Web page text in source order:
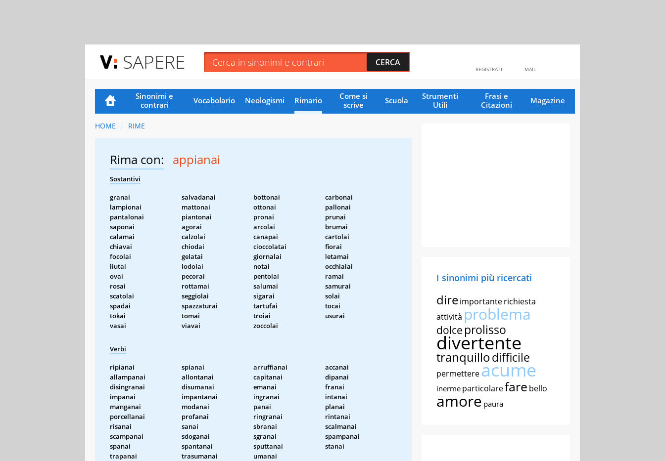
SAPERE MAIL
REGISTRATI
Sinonimi e
contrari
Vocabolario Neologismi Rimario
Come si
scrive
Scuola
Strumenti
Utili
Frasi e
Citazioni
Magazine
HOME RIME
Rima con: appianai
Sostantivi
granai salvadanai bottonai
carbonai
lampionai
mattonai ottonai
pallonai
pantalonai
piantonai pronai
prunai
saponai
agorai arcolai
brumai
calamai
calzolai canapai
cartolai
chiavai
chiodai cioccolatai
fiorai
focolai
gelatai giornalai
letamai
liutai
lodolai notai
occhialai
ovai
pecorai pentolai
ramai
rosai
rottamai salumai
samurai
scatolai
seggiolai sigarai
solai
spadai
spazzaturai tartufai
tocai
tokai
tomai troiai
usurai
vasai
viavai zoccolai
Verbi
ripianai spianai arruffianai
accanai
allampanai
allontanai capitanai
dipanai
disingranai
disumanai emanai
franai
impanai
impantanai ingranai
intanai
manganai
modanai panai
planai
porcellanai
profanai ringranai
rintanai
risanai
sanai sbranai
scalmanai
scampanai
sdoganai sgranai
spampanai
spanai
spantanai sputtanai
stanai
trapanai
trasumanai umanai
I sinonimi più ricercati
direimportanterichiesta
attività problema
dolce prolisso
divertente
tranquillodifficile
permettereacume
inerme particolarefare bello
amore paura